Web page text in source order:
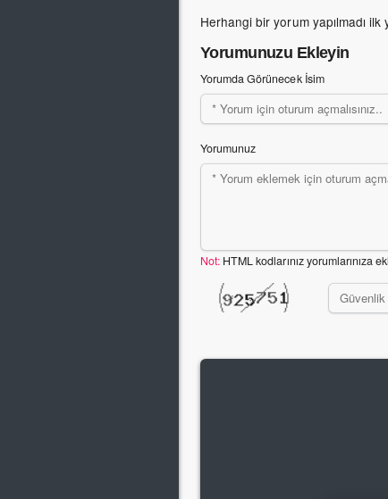
Herhangi bir yorum yapılmadı
Yorumunuzu Ekleyin
Yorumda Görünecek İsim
Yorumunuz
Not: HTML kodlarınız yorumlarınıza